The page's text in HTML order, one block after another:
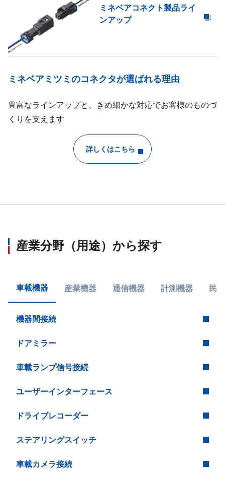
ミネベアコネクト製品ライ
ンアップ
ミネベアミツミのコネクタが選ばれる理由
豊富なラインアップと、きめ細かな対応でお客様のものづ
くりを支えます
詳しくはこちら
産業分野（用途）から探す
車載機器 産業機器 通信機器 計測機器 民
機器間接続
ドアミラー
車載ランプ信号接続
ユーザーインターフェース
ドライブレコーダー
ステアリングスイッチ
車載カメラ接続